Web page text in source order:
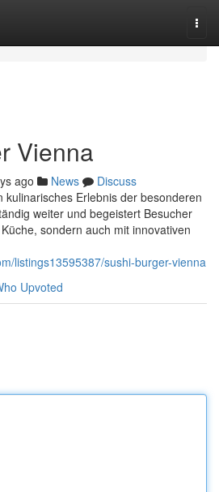
Vienna
ago News
Discuss
kulinarisches Erlebnis der besonderen
weiter und begeistert Besucher
sondern auch mit innovativen
listings13595387/sushi-burger-vienna
Upvoted